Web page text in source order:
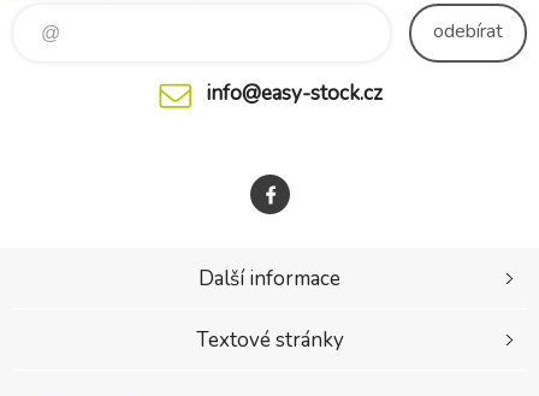
odebírat
info@easy-stock.cz
Další informace
Textové stránky